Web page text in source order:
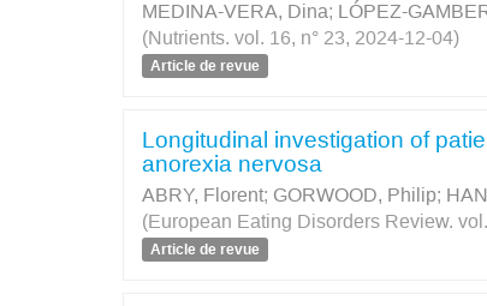
MEDINA-VERA, Dina; LÓPEZ-
(Nutrients. vol. 16, n° 23, 2024-12-04)
Article de revue
Longitudinal investigation of
anorexia nervosa
ABRY, Florent; GORWOOD, Philip;
(European Eating Disorders Review.
Article de revue